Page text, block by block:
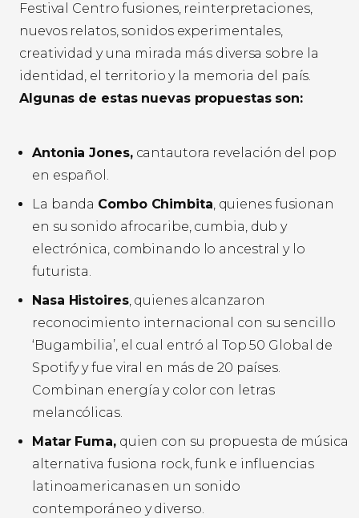
Festival Centro fusiones, reinterpretaciones,
nuevos relatos, sonidos experimentales,
creatividad y una mirada más diversa sobre la
identidad, el territorio y la memoria del país.
Algunas de estas nuevas propuestas son:
Antonia Jones,cantautora revelación del pop
en español.
La banda Combo Chimbita, quienes fusionan
en su sonido afrocaribe, cumbia, dub y
electrónica, combinando lo ancestral y lo
futurista.
Nasa Histoires, quienes alcanzaron
reconocimiento internacional con su sencillo
‘Bugambilia’, el cual entró al Top 50 Global de
Spotify y fue viral en más de 20 países.
Combinan energía y color con letras
melancólicas.
Matar Fuma,quien con su propuesta de música
alternativa fusiona rock, funk e influencias
latinoamericanas en un sonido
contemporáneo y diverso.